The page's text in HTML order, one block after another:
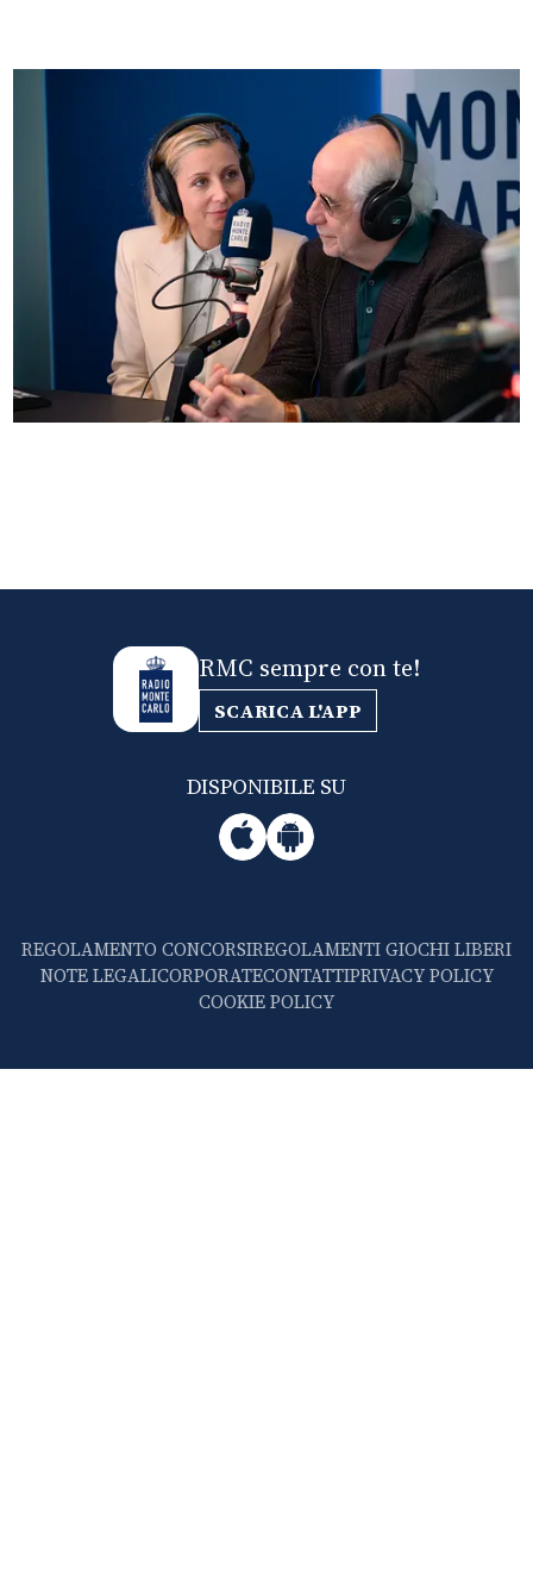
RMC sempre con te!
SCARICA L'APP
DISPONIBILE SU
REGOLAMENTO CONCORSIREGOLAMENTI GIOCHI LIBERI
NOTE LEGALICORPORATECONTATTIPRIVACY POLICY
COOKIE POLICY